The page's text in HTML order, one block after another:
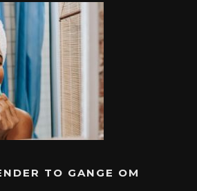
TO GANGE OM